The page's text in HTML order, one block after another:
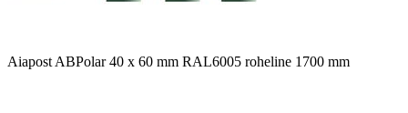
Aiapost ABPolar 40 x 60 mm RAL6005 roheline 1700 mm